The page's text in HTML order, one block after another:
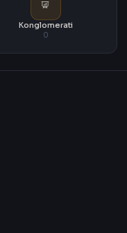
Konglomerati
0